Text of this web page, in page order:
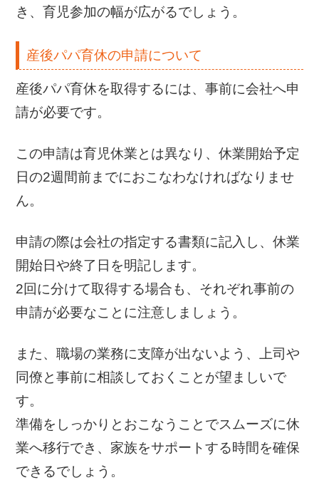
き、育児参加の幅が広がるでしょう。
産後パパ育休の申請について
産後パパ育休を取得するには、事前に会社へ申
請が必要です。
この申請は育児休業とは異なり、休業開始予定
日の2週間前までにおこなわなければなりませ
ん。
申請の際は会社の指定する書類に記入し、休業
開始日や終了日を明記します。
2回に分けて取得する場合も、それぞれ事前の
申請が必要なことに注意しましょう。
また、職場の業務に支障が出ないよう、上司や
同僚と事前に相談しておくことが望ましいで
す。
準備をしっかりとおこなうことでスムーズに休
業へ移行でき、家族をサポートする時間を確保
できるでしょう。